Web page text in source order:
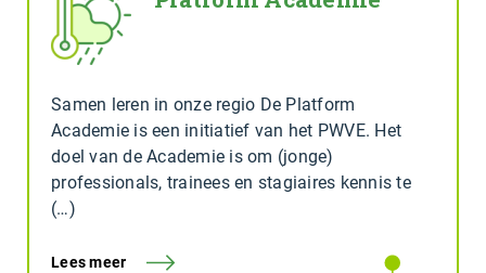
Samen leren in onze regio De Platform
Academie is een initiatief van het PWVE. Het
doel van de Academie is om (jonge)
professionals, trainees en stagiaires kennis te
(…)
Lees meer